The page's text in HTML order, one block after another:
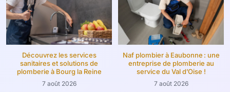
Découvrez les services
sanitaires et solutions de
plomberie à Bourg la Reine
7 août 2026
Naf plombier à Eaubonne : une
entreprise de plomberie au
service du Val d’Oise !
7 août 2026